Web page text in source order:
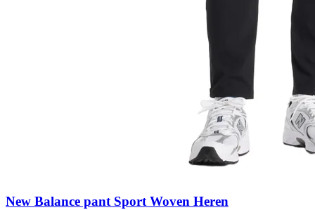
New Balance pant Sport Woven Heren